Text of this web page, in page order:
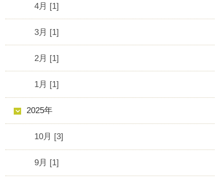
4月 [1]
3月 [1]
2月 [1]
1月 [1]
2025年
10月 [3]
9月 [1]